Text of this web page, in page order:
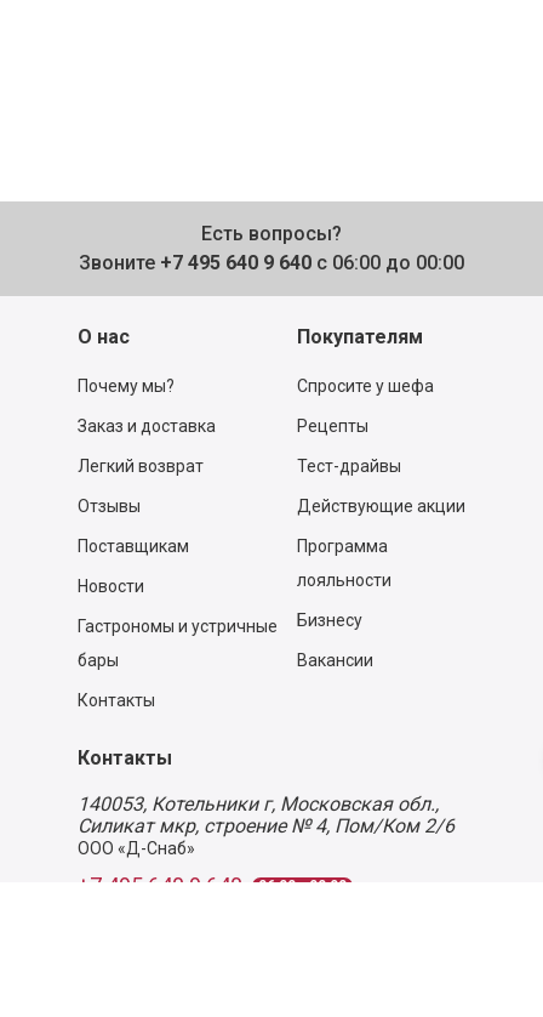
Есть вопросы?
Звоните +7 495 640 9 640 с 06:00 до 00:00
О нас
Почему мы?
Заказ и доставка
Легкий возврат
Отзывы
Поставщикам
Новости
Гастрономы и устричные
бары
Контакты
Покупателям
Спросите у шефа
Рецепты
Тест-драйвы
Действующие акции
Программа
лояльности
Бизнесу
Вакансии
Контакты
140053, Котельники г, Московская обл.,
Силикат мкр, строение № 4, Пом/Ком 2/6
ООО «Д-Снаб»
+7 495 640 9 640 06:00 - 00:00